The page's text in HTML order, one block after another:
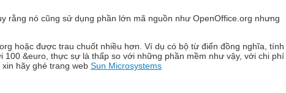
rằng nó cũng sử dụng phần lớn mã nguồn như OpenOffice.org nhưng
hoặc được trau chuốt nhiều hơn. Ví dụ có bộ từ điển đồng nghĩa, tính
&euro, thực sự là thấp so với những phần mềm như vậy, với chi phí
hãy ghé trang webSun Microsystems